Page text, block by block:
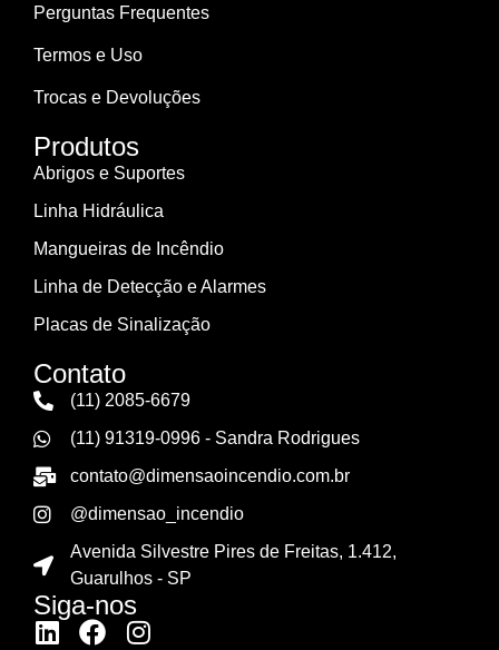
Perguntas Frequentes
Termos e Uso
Trocas e Devoluções
Produtos
Abrigos e Suportes
Linha Hidráulica
Mangueiras de Incêndio
Linha de Detecção e Alarmes
Placas de Sinalização
Contato
(11) 2085-6679
(11) 91319-0996 - Sandra Rodrigues
contato@dimensaoincendio.com.br
@dimensao_incendio
Avenida Silvestre Pires de Freitas, 1.412,
Guarulhos - SP
Siga-nos